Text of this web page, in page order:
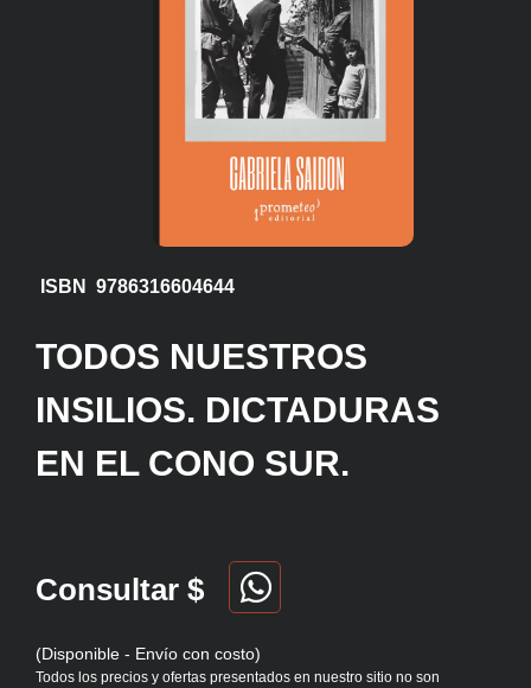
ISBN 9786316604644
TODOS NUESTROS
INSILIOS. DICTADURAS
EN EL CONO SUR.
Consultar $
(Disponible - Envío con costo)
Todos los precios y ofertas presentados en nuestro sitio no son